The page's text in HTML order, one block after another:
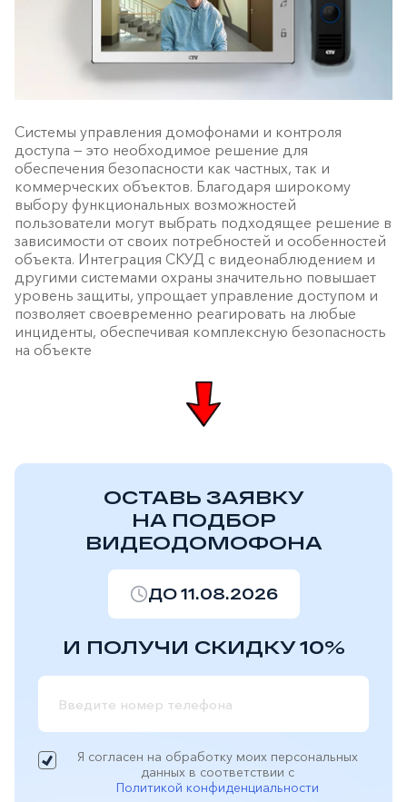
Системы управления домофонами и контроля
доступа — это необходимое решение для
обеспечения безопасности как частных, так и
коммерческих объектов. Благодаря широкому
выбору функциональных возможностей
пользователи могут выбрать подходящее решение в
зависимости от своих потребностей и особенностей
объекта. Интеграция СКУД с видеонаблюдением и
другими системами охраны значительно повышает
уровень защиты, упрощает управление доступом и
позволяет своевременно реагировать на любые
инциденты, обеспечивая комплексную безопасность
на объекте
ОСТАВЬ ЗАЯВКУ
НА ПОДБОР
ВИДЕОДОМОФОНА
ДО 11.08.2026
И ПОЛУЧИ СКИДКУ 10%
Я согласен на обработку моих персональных
данных в соответствии с
Политикой конфиденциальности